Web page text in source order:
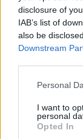
disclosure of
IAB’s list of
also be
Downstream
Please note
not limited to
grant or deny
use your data
Personal
I want to
personal
Opted In
mindeddig
képek,
elő.
Az
több